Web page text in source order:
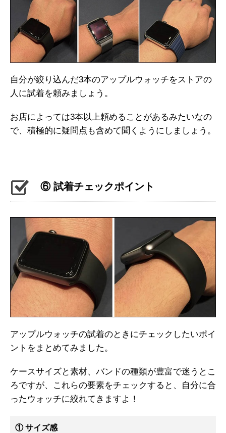
自分が絞り込んだ3本のアップルウォッチをストアの
人に試着を頼みましょう。
お店によっては3本以上頼めることがあるみたいなの
で、積極的に疑問点も含めて聞くようにしましょう。
⑥ 試着チェックポイント
アップルウォッチの試着のときにチェックしたいポイ
ントをまとめてみました。
ケースサイズと素材、バンドの種類が豊富で迷うとこ
ろですが、これらの要素をチェックすると、自分に合
ったウォッチに絞れてきますよ！
① サイズ感